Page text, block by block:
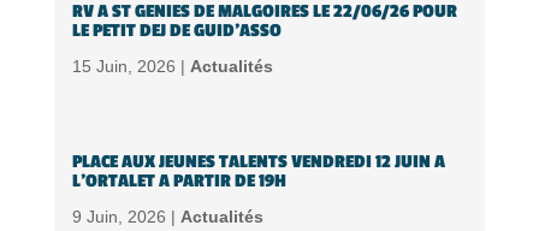
RV A ST GENIES DE MALGOIRES LE 22/06/26 POUR
LE PETIT DEJ DE GUID’ASSO
15 Juin, 2026 | Actualités
PLACE AUX JEUNES TALENTS VENDREDI 12 JUIN A
L’ORTALET A PARTIR DE 19H
9 Juin, 2026 | Actualités